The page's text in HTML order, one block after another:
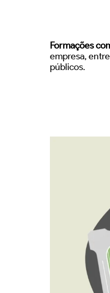
Formações
empresa,
públicos.